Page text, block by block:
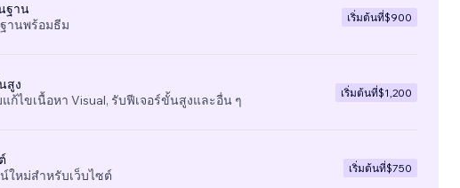
ฐาน
านพร้อมธีม
เริ่มต้นที่$900
สูง
ก้ไขเนื้อหา Visual, รับฟีเจอร์ขั้นสูงและอื่น ๆ
เริ่มต้นที่$1,200
ใหม่สำหรับเว็บไซต์
เริ่มต้นที่$750